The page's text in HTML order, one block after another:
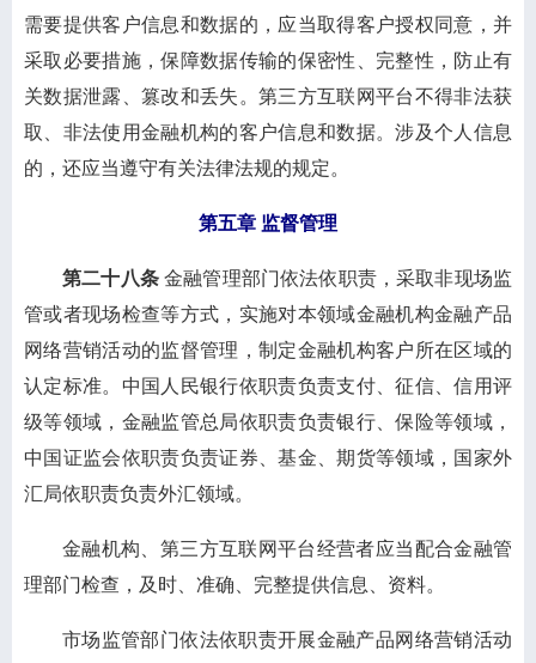
需要提供客户信息和数据的，应当取得客户授权同意，并
采取必要措施，保障数据传输的保密性、完整性，防止有
关数据泄露、篡改和丢失。第三方互联网平台不得非法获
取、非法使用金融机构的客户信息和数据。涉及个人信息
的，还应当遵守有关法律法规的规定。
第五章 监督管理
第二十八条金融管理部门依法依职责，采取非现场监
管或者现场检查等方式，实施对本领域金融机构金融产品
网络营销活动的监督管理，制定金融机构客户所在区域的
认定标准。中国人民银行依职责负责支付、征信、信用评
级等领域，金融监管总局依职责负责银行、保险等领域，
中国证监会依职责负责证券、基金、期货等领域，国家外
汇局依职责负责外汇领域。
金融机构、第三方互联网平台经营者应当配合金融管
理部门检查，及时、准确、完整提供信息、资料。
市场监管部门依法依职责开展金融产品网络营销活动